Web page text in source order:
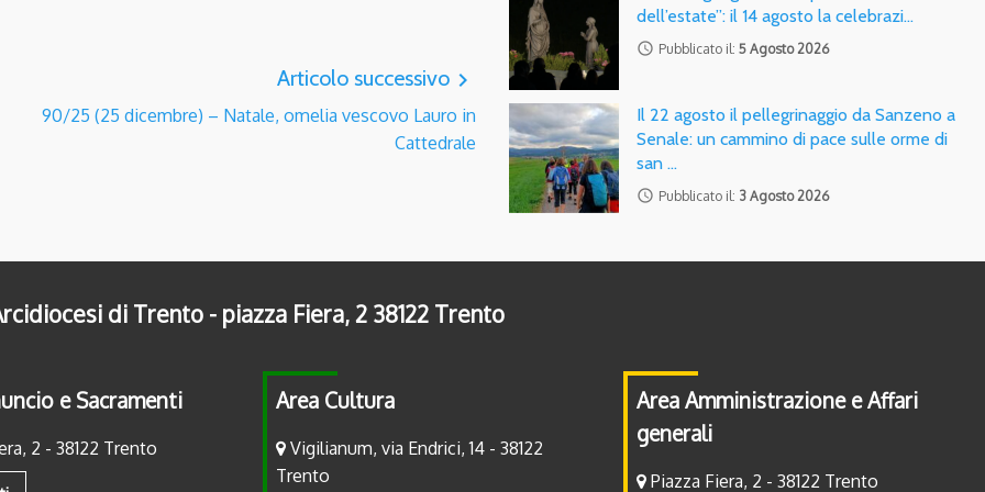
Articolo successivo navigate_next
90/25 (25 dicembre) – Natale, omelia vescovo Lauro in
Cattedrale
dell’estate”: il 14 agosto la celebrazi…
access_time Pubblicato il:5 Agosto 2026
Il 22 agosto il pellegrinaggio da Sanzeno a
Senale: un cammino di pace sulle orme di
san …
access_time Pubblicato il: 3 Agosto 2026
di Trento - piazza Fiera, 2 38122 Trento
e Sacramenti
2 - 38122 Trento
Area Cultura
Vigilianum, via Endrici, 14 - 38122
Trento
Area Amministrazione e Affari
generali
Piazza Fiera, 2 - 38122 Trento